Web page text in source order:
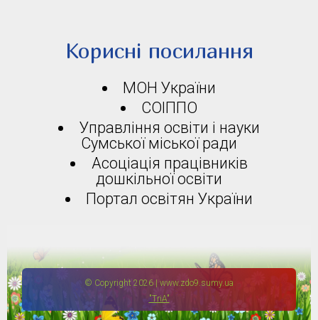
Корисні посилання
МОН України
СОІППО
Управління освіти і науки
Сумської міської ради
Асоціація працівників
дошкільної освіти
Портал освітян України
© Copyright 2026 | www.zdo9.sumy.ua
"TriA"